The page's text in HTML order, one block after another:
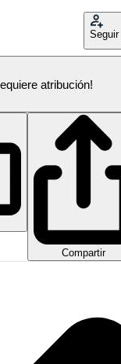
Seguir
atribución!
Compartir